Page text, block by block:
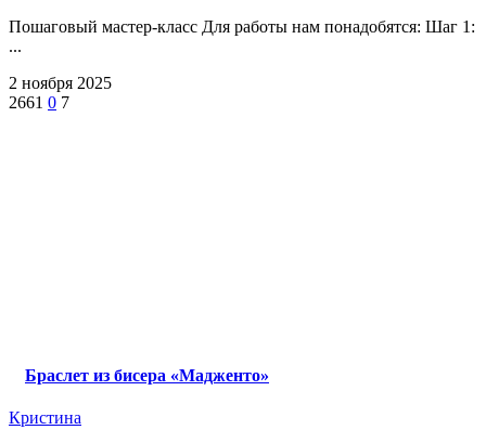
Пошаговый мастер-класс Для работы нам понадобятся: Шаг 1:
...
2 ноября 2025
2661 0 7
Браслет из бисера «Мадженто»
Кристина